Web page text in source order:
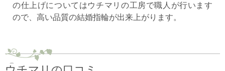
の仕上げについてはウチマリの工房で職人が行います
ので、高い品質の結婚指輪が出来上がります。